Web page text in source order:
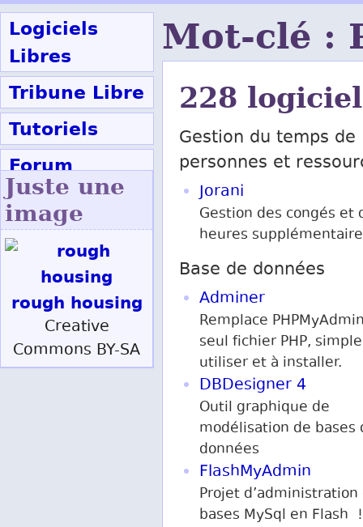
Logiciels
Libres
Tribune Libre
Tutoriels
Forum
Participer
Mot-clé :
228
Gestion du temps de
personnes et
Jorani
Gestion des congés et
heures
Base de données
Adminer
Remplace
seul fichier PHP,
utiliser et à installer.
DBDesigner 4
Outil graphique de
modélisation de bases
données
FlashMyAdmin
Projet d’administration
bases MySql en Flash !
Juste une
image
rough housing
Creative
Commons BY-SA